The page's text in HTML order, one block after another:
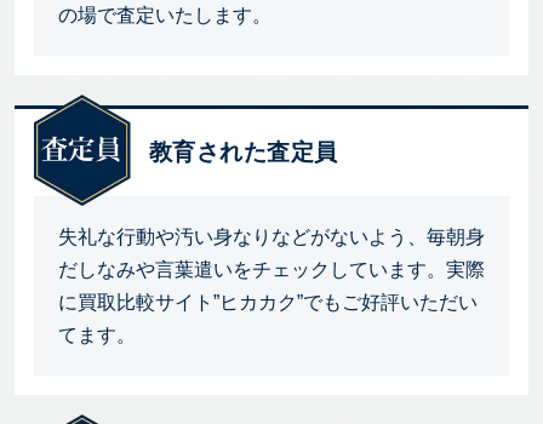
の場で査定いたします。
教育された査定員
失礼な行動や汚い身なりなどがないよう、毎朝身
だしなみや言葉遣いをチェックしています。実際
に買取比較サイト”ヒカカク”でもご好評いただい
てます。